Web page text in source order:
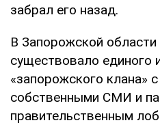
забрал его назад.
В Запорожской области
существовало единого
«запорожского клана»
собственными СМИ и
правительственным